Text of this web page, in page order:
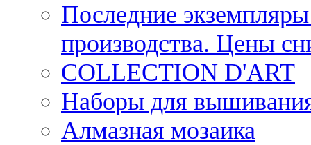
Последние
производства. Цены
COLLECTION D'ART
Наборы для
Алмазная мозаика